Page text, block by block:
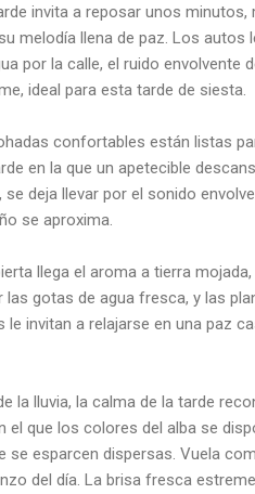
invita a reposar unos minutos,
melodía llena de paz. Los autos
por la calle, el ruido envolvente
ideal para esta tarde de siesta.
confortables están listas
en la que un apetecible
deja llevar por el sonido
se aproxima.
llega el aroma a tierra
gotas de agua fresca, y las
invitan a relajarse en una paz
la lluvia, la calma de la tarde
el que los colores del alba se
se esparcen dispersas. Vuela
del día. La brisa fresca